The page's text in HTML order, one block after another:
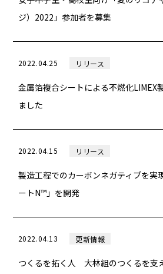
ジ）2022」参加者を募集
2022.04.25 リリース
金属箔複合シートによる不燃化LIMEX
ました
2022.04.15 リリース
製造工程でのカーボンネガティブを実
ートN™」を開発
2022.04.13 更新情報
つくるを拓く人 大林組のつくるを支